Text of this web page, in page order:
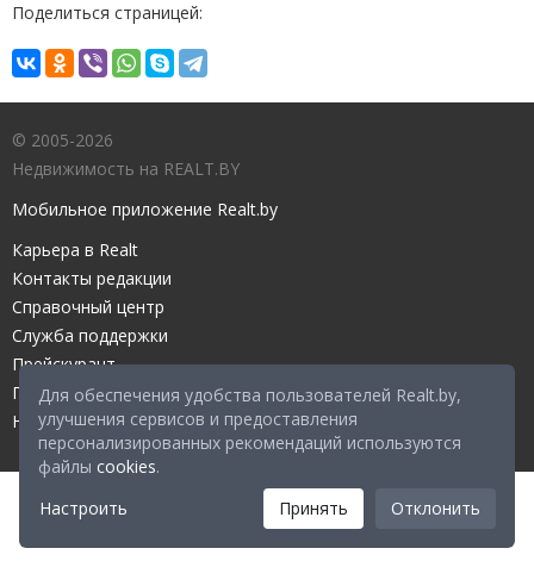
Для обеспечения удобства пользователей Realt.by,
улучшения сервисов и предоставления
персонализированных рекомендаций используются
файлы cookies.
Настроить
Принять Отклонить
Поделиться страницей:
© 2005-2026
Недвижимость на REALT.BY
Мобильное приложение Realt.by
Карьера в Realt
Контакты редакции
Справочный центр
Служба поддержки
Прейскурант
Правовые документы
Настройка файлов cookies